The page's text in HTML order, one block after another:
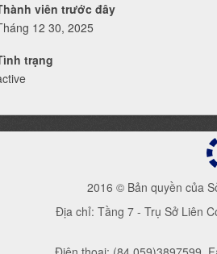
viên trước đây
12 30, 2025
trạng
2016 © Bản quyền của
Địa chỉ: Tầng 7 - Trụ Sở Liên